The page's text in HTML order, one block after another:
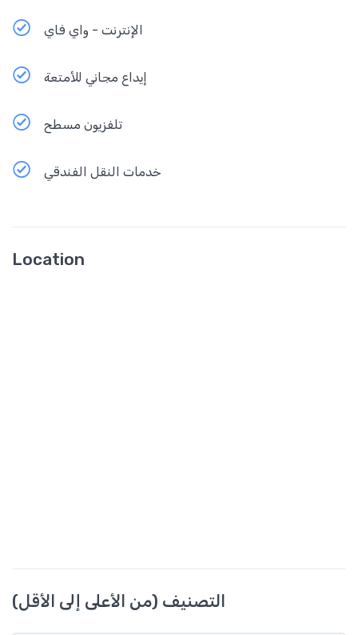
الإنترنت - واي فاي
إيداع مجاني للأمتعة
تلفزيون مسطح
خدمات النقل الفندقي
Location
التصنيف (من الأعلى إلى الأقل)